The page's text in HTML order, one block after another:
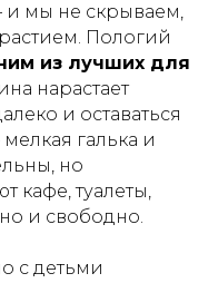
мы не скрываем,
Пологий
из лучших для
нарастает
и оставаться
галька и
но
кафе, туалеты,
и свободно.
с детьми